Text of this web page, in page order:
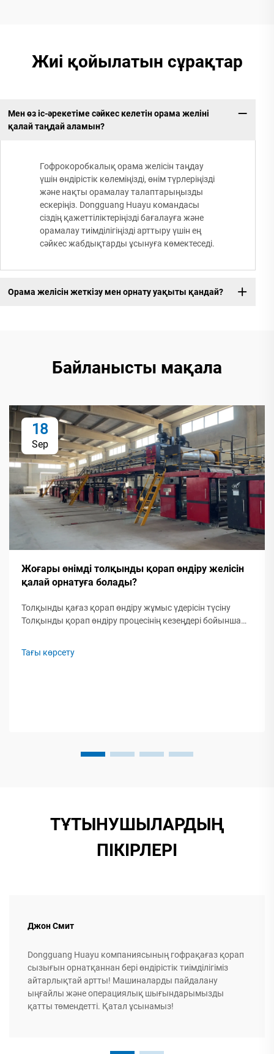
Жиі қойылатын сұрақтар
Мен өз іс-әрекетіме сәйкес келетін орама желіні
қалай таңдай аламын?
Гофрокоробкалық орама желісін таңдау
үшін өндірістік көлеміңізді, өнім түрлеріңізді
және нақты орамалау талаптарыңызды
ескеріңіз. Dongguang Huayu командасы
сіздің қажеттіліктеріңізді бағалауға және
орамалау тиімділігіңізді арттыру үшін ең
сәйкес жабдықтарды ұсынуға көмектеседі.
Орама желісін жеткізу мен орнату уақыты қандай?
Байланысты мақала
18
Sep
Жоғары өнімді толқынды қорап өндіру желісін
қалай орнатуға болады?
Толқынды қағаз қорап өндіру жұмыс үдерісін түсіну
Толқынды қорап өндіру процесінің кезеңдері бойынша
қорғауыш орамаға айналдырады
Тағы көрсету
ТҰТЫНУШЫЛАРДЫҢ
ПІКІРЛЕРІ
Джон Смит
Dongguang Huayu компаниясының гофрақағаз қорап
сызығын орнатқаннан бері өндірістік тиімділігіміз
айтарлықтай артты! Машиналарды пайдалану
ыңғайлы және операциялық шығындарымызды
қатты төмендетті. Қатал ұсынамыз!